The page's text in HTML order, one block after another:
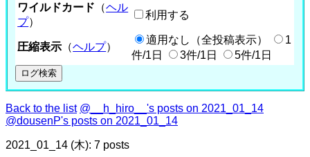
ワイルドカード （ヘル
プ）
利用する
圧縮表示 （ヘルプ）
適用なし（全投稿表示）
1
件/1日
3件/1日 5件/1日
Back to the list @__h_hiro__'s posts on 2021_01_14
@dousenP's posts on 2021_01_14
2021_01_14 (木): 7 posts